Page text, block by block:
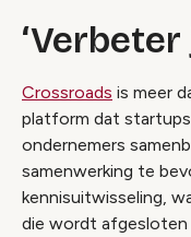
Crossroads is meer
platform dat
ondernemers
samenwerking te
kennisuitwisseling,
die wordt afgesloten